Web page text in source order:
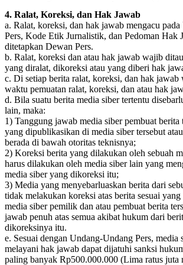
4. Ralat, Koreksi, dan Hak Jawab
a. Ralat, koreksi, dan hak jawab mengacu
Pers, Kode Etik Jurnalistik, dan Pedoman Hak
ditetapkan Dewan Pers.
b. Ralat, koreksi dan atau hak jawab wajib
yang diralat, dikoreksi atau yang diberi hak
c. Di setiap berita ralat, koreksi, dan hak jawab
waktu pemuatan ralat, koreksi, dan atau hak
d. Bila suatu berita media siber tertentu
lain, maka:
1) Tanggung jawab media siber pembuat berita
yang dipublikasikan di media siber tersebut
berada di bawah otoritas teknisnya;
2) Koreksi berita yang dilakukan oleh sebuah
harus dilakukan oleh media siber lain yang
media siber yang dikoreksi itu;
3) Media yang menyebarluaskan berita dari
tidak melakukan koreksi atas berita sesuai
media siber pemilik dan atau pembuat berita
jawab penuh atas semua akibat hukum dari
dikoreksinya itu.
e. Sesuai dengan Undang-Undang Pers, media
melayani hak jawab dapat dijatuhi sanksi
paling banyak Rp500.000.000 (Lima ratus juta